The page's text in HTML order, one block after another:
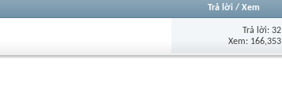
Trả lời/ Xem
Trả lời: 32
Xem: 166,353